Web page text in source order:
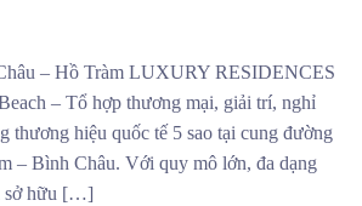
– Hồ Tràm LUXURY RESIDENCES
– Tổ hợp thương mại, giải trí, nghỉ
thương hiệu quốc tế 5 sao tại cung đường
– Bình Châu. Với quy mô lớn, đa dạng
sở hữu […]